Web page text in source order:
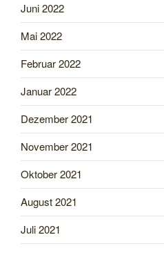
Juni 2022
Mai 2022
Februar 2022
Januar 2022
Dezember 2021
November 2021
Oktober 2021
August 2021
Juli 2021